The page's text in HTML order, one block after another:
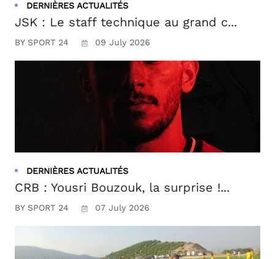
DERNIÈRES ACTUALITÉS
JSK : Le staff technique au grand c...
BY SPORT 24 09 July 2026
DERNIÈRES ACTUALITÉS
CRB : Yousri Bouzouk, la surprise !...
BY SPORT 24 07 July 2026